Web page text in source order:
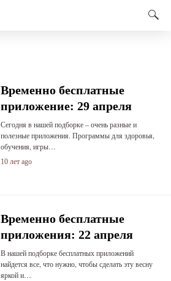
Временно бесплатные
приложение: 29 апреля
Сегодня в нашей подборке – очень разные и
полезные приложения. Программы для здоровья,
обучения, игры…
10 лет ago
Временно бесплатные
приложения: 22 апреля
В нашей подборке бесплатных приложений
найдется все, что нужно, чтобы сделать эту весну
яркой и…